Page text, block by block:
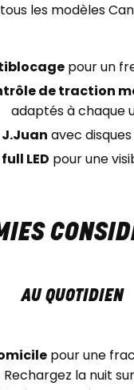
les modèles
pour un
de traction
adaptés à chaque
avec
LED pour une
AU QUOTIDIEN
pour une
Rechargez la nuit